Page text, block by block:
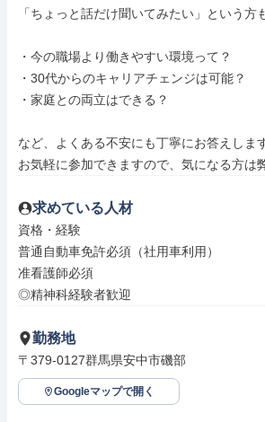
「ちょっと話だけ聞いてみたい」という方
・今の職場より働きやすい環境って？
・30代からのキャリアチェンジは可能？
・家庭との両立はできる？
など、よくある不安にも丁寧にお答えします
お気軽に参加できますので、気になる方は
求めている人材
資格・経験
普通自動車免許必須（社用車利用）
准看護師必須
◎精神科経験者歓迎
勤務地
〒379-0127群馬県安中市磯部
Googleマップで開く